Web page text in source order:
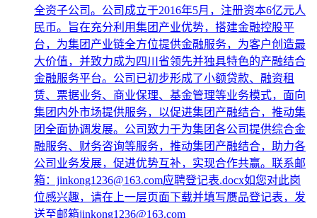
全资子公司。公司成立于2016年5月，注册资本6亿元人
民币。旨在充分利用集团产业优势，搭建金融控股平
台，为集团产业链全方位提供金融服务，为客户创造最
大价值，并致力成为四川省领先并独具特色的产融结合
金融服务平台。公司已初步形成了小额贷款、融资租
赁、票据业务、商业保理、基金管理等业务模式，面向
集团内外市场提供服务，以促进集团产融结合，推动集
团全面协调发展。公司致力于为集团各公司提供综合金
融服务、财务咨询等服务，推动集团产融结合，助力各
公司业务发展，促进优势互补，实现合作共赢。联系邮
箱：jinkong1236@163.com应聘登记表.docx如您对此岗
位感兴趣，请在上一层页面下载并填写赝品登记表，发
送至邮箱jinkong1236@163.com